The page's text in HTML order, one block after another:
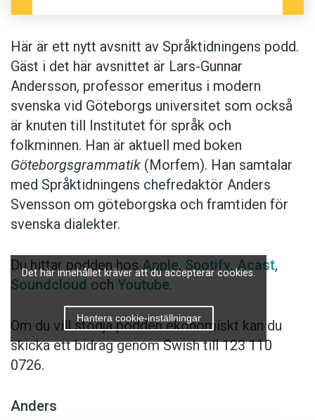
Här är ett nytt avsnitt av Språktidningens podd.
Gäst i det här avsnittet är Lars-Gunnar
Andersson, professor emeritus i modern
svenska vid Göteborgs universitet som också
är knuten till Institutet för språk och
folkminnen. Han är aktuell med boken
Göteborgsgrammatik (Morfem). Han samtalar
med Språktidningens chefredaktör Anders
Svensson om göteborgska och framtiden för
svenska dialekter.
Det här innehållet kräver att du accepterar cookies.
Hantera cookie-inställningar
Du hittar podden hos Apple, Spotify,Acast,
Soundcloud och Youtube.
Om du vill stödja podden ekonomiskt kan du
skicka ett bidrag genom Swish till 123 110
0726.
Anders